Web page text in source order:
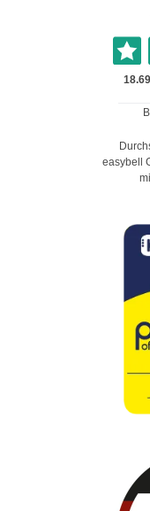
easybell